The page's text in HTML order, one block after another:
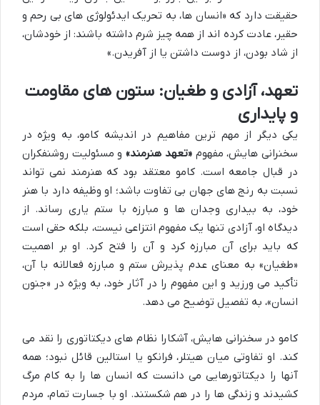
حقیقت دارد که «انسان ها، به تحریک ایدئولوژی های بی رحم و
حقیر، عادت کرده اند از همه چیز شرم داشته باشند: از خودشان،
از شاد بودن، از دوست داشتن یا از آفریدن.»
تعهد، آزادی و طغیان: ستون های مقاومت
و پایداری
یکی دیگر از مهم ترین مفاهیم در اندیشه کامو، به ویژه در
سخنرانی هایش، مفهوم«تعهد هنرمند»و مسئولیت روشنفکران
در قبال جامعه است. کامو معتقد بود که هنرمند نمی تواند
نسبت به رنج های جهان بی تفاوت باشد؛ او وظیفه دارد با هنر
خود، به بیداری وجدان ها و مبارزه با ستم یاری رساند. از
دیدگاه او، آزادی تنها یک مفهوم انتزاعی نیست، بلکه حقی است
که باید برای آن مبارزه کرد و آن را فتح کرد. او بر اهمیت
«طغیان» به معنای عدم پذیرش ستم و مبارزه فعالانه با آن،
تأکید می ورزید و این مفهوم را در آثار خود، به ویژه در «جنون
انسان»، به تفصیل توضیح می دهد.
کامو در سخنرانی هایش، آشکارا نظام های دیکتاتوری را نقد می
کند. او تفاوتی میان هیتلر، فرانکو یا استالین قائل نبود؛ همه
آنها را دیکتاتورهایی می دانست که انسان ها را به کام مرگ
کشیدند و زندگی ها را در هم شکستند. او با جسارت تمام، مردم